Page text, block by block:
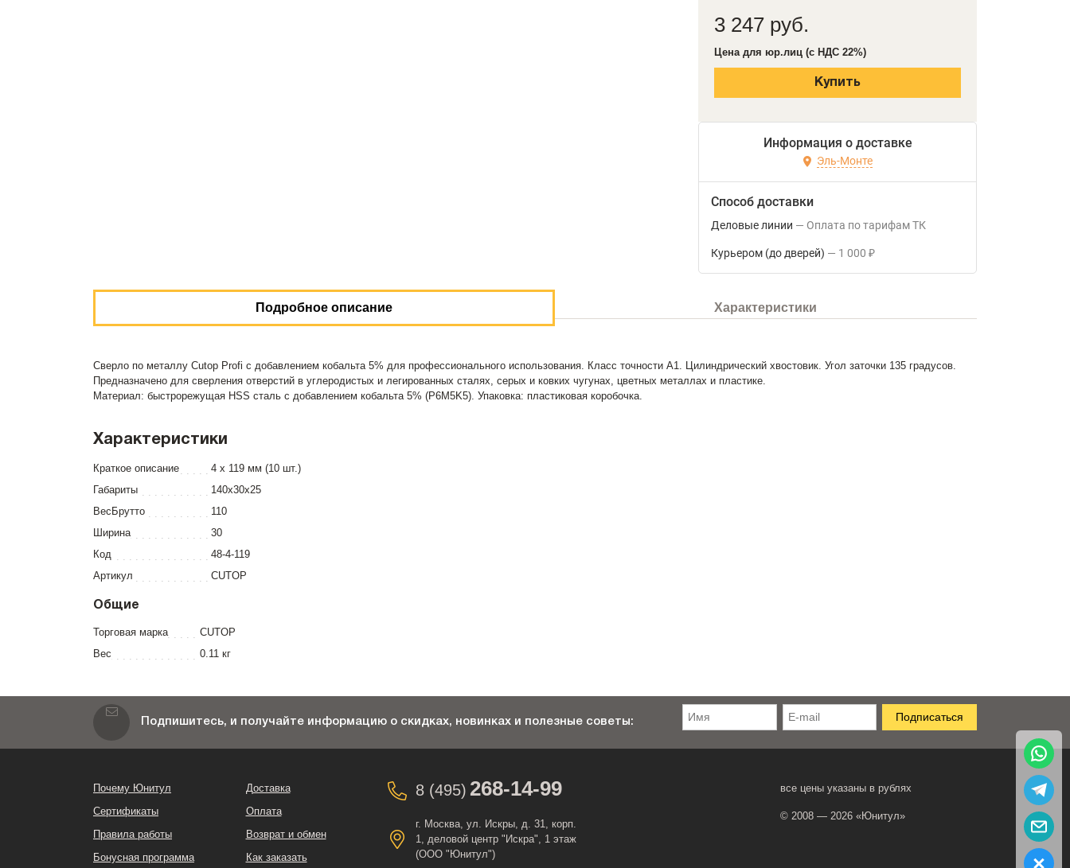
3 247 руб.
Цена для юр.лиц (с НДС 22%)
Купить
Информация о доставке
Эль-Монте
Способ доставки
Деловые линии Оплата по тарифам ТК
Курьером (до дверей) 1 000 ₽
Подробное описание Характеристики
Сверло по металлу Cutop Profi с добавлением кобальта 5% для профессионального использования. Класс точности А1. Цилиндрический хвостовик. Угол заточки 135 градусов.
Предназначено для сверления отверстий в углеродистых и легированных сталях, серых и ковких чугунах, цветных металлах и пластике.
Материал: быстрорежущая HSS сталь c добавлением кобальта 5% (P6M5K5). Упаковка: пластиковая коробочка.
Характеристики
Краткое описание
4 х 119 мм (10 шт.)
Габариты
140x30x25
ВесБрутто
110
Ширина
30
Код
48-4-119
Артикул
CUTOP
Общие
Торговая марка
CUTOP
Вес
0.11 кг
Подпишитесь, и получайте информацию о скидках, новинках и полезные советы:
Почему Юнитул
Сертификаты
Правила работы
Бонусная программа
Доставка
Оплата
Возврат и обмен
Как заказать
8 (495) 268-14-99
г. Москва, ул. Искры, д. 31, корп.
1, деловой центр "Искра", 1 этаж
(ООО "Юнитул")
все цены указаны в рублях
© 2008 — 2026 «Юнитул»